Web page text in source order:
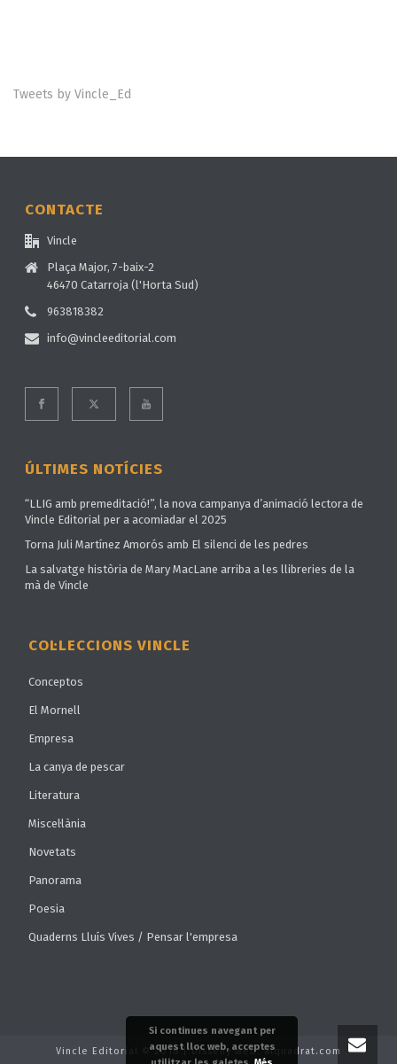
Tweets by Vincle_Ed
CONTACTE
Vincle
Plaça Major, 7-baix-2
46470 Catarroja (l'Horta Sud)
963818382
info@vincleeditorial.com
ÚLTIMES NOTÍCIES
“LLIG amb premeditació!”, la nova campanya d’animació lectora de
Vincle Editorial per a acomiadar el 2025
Torna Juli Martínez Amorós amb El silenci de les pedres
La salvatge història de Mary MacLane arriba a les llibreries de la
mà de Vincle
COL·LECCIONS VINCLE
Conceptos
El Mornell
Empresa
La canya de pescar
Literatura
Miscel·lània
Novetats
Panorama
Poesia
Quaderns Lluís Vives / Pensar l'empresa
Vincle Editorial © 2018 | Disseny web: alquadrat.com
Si continues navegant per
aquest lloc web, acceptes